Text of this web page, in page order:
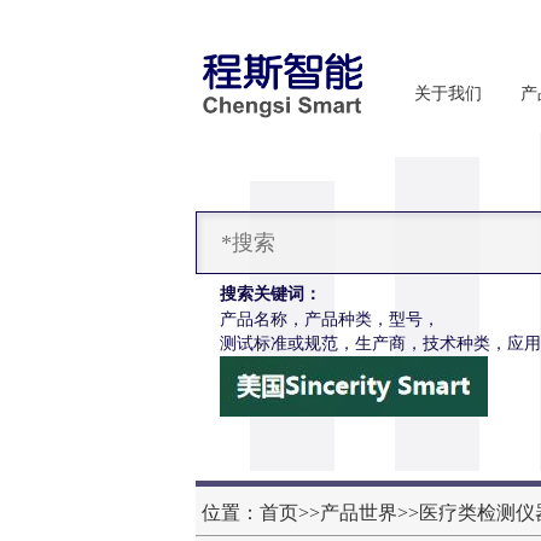
关于我们
搜索关键词：
产品名称，产品种类，型号，
测试标准或规范，生产商，技术种类，应
位置： 首页>>产品世界>>医疗类检测仪